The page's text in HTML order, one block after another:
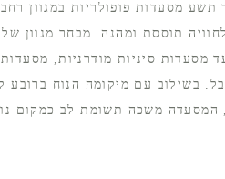
תשע מסעדות פופולריות במגוון
תוססת ומהנה. מבחר מגוון
מסעדות סיניות מודרניות,
בשילוב עם מיקומה הנוח
המסעדה משכה תשומת לב כמקום